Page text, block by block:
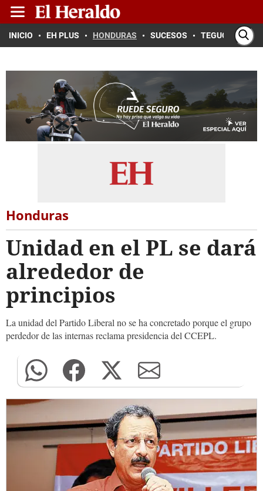
INICIO EH PLUS HONDURAS SUCESOS TEGUCIGALPA
Honduras
Unidad en el PL se dará
alrededor de
principios
La unidad del Partido Liberal no se ha concretado porque el grupo
perdedor de las internas reclama presidencia del CCEPL.